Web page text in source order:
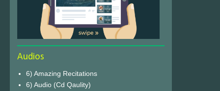
Audios
6) Amazing Recitations
6) Audio (Cd Qaulity)